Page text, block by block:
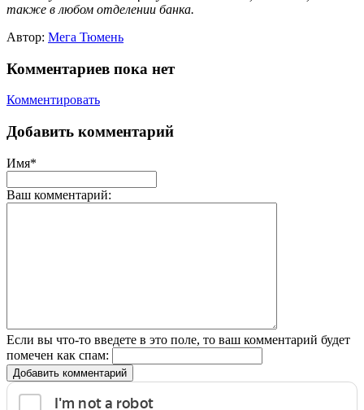
также в любом отделении банка.
Автор: Мега Тюмень
Комментариев пока нет
Комментировать
Добавить комментарий
Имя*
Ваш комментарий:
Если вы что-то введете в это поле, то ваш комментарий будет
помечен как спам:
Добавить комментарий